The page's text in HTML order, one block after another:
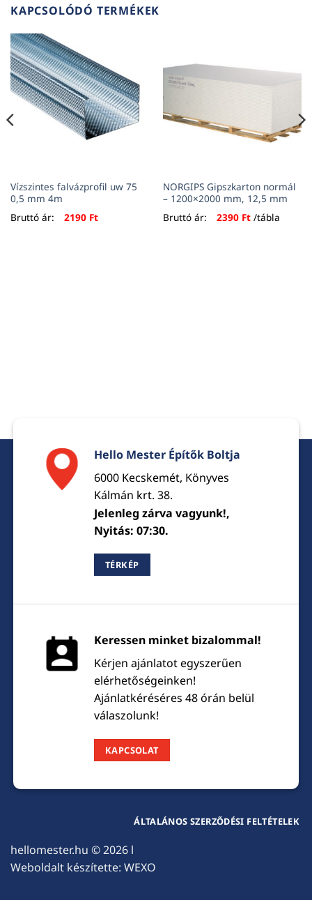
KAPCSOLÓDÓ TERMÉKEK
Vízszintes falvázprofil uw 75
0,5 mm 4m
Bruttó ár:
2190 Ft
NORGIPS Gipszkarton normál
– 1200×2000 mm, 12,5 mm
Bruttó ár:
2390 Ft/tábla
Hello Mester Építők Boltja
6000 Kecskemét, Könyves
Kálmán krt. 38.
Jelenleg zárva vagyunk!,
Nyitás: 07:30.
TÉRKÉP
Keressen minket bizalommal!
Kérjen ajánlatot egyszerűen
elérhetőségeinken!
Ajánlatkéréséres 48 órán belül
válaszolunk!
KAPCSOLAT
hellomester.hu © 2026 l
Weboldalt készítette: WEXO
ÁLTALÁNOS SZERZŐDÉSI FELTÉTELEK